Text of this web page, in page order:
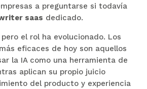
a preguntarse si todavía
saas dedicado.
el rol ha evolucionado. Los
más eficaces de hoy son aquellos
la IA como una herramienta de
aplican su propio juicio
del producto y experiencia